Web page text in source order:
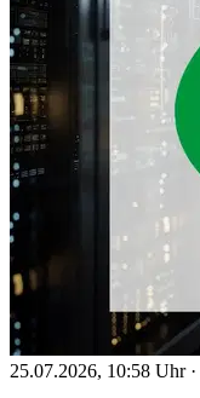
25.07.2026, 10:58 Uhr ·